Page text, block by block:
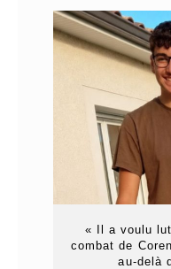
« Il a voulu
combat de
au-delà